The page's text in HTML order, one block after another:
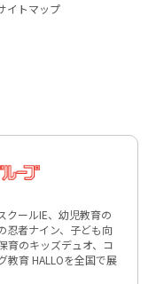
イトマップ
クールIE、幼児教育の
忍者ナイン、子ども向
育のキッズデュオ、コ
教育 HALLOを全国で展